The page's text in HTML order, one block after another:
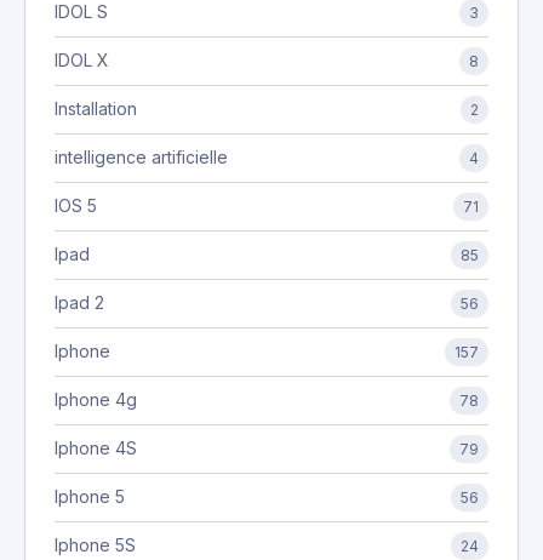
IDOL S 3
IDOL X 8
Installation 2
intelligence artificielle 4
IOS 5 71
Ipad 85
Ipad 2 56
Iphone 157
Iphone 4g 78
Iphone 4S 79
Iphone 5 56
Iphone 5S 24